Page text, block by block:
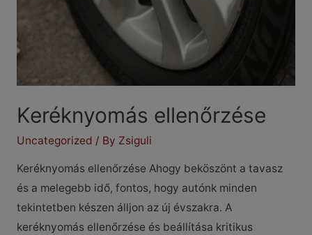
Keréknyomás ellenőrzése
Uncategorized / By Zsiguli
Keréknyomás ellenőrzése Ahogy beköszönt a tavasz
és a melegebb idő, fontos, hogy autónk minden
tekintetben készen álljon az új évszakra. A
keréknyomás ellenőrzése és beállítása kritikus